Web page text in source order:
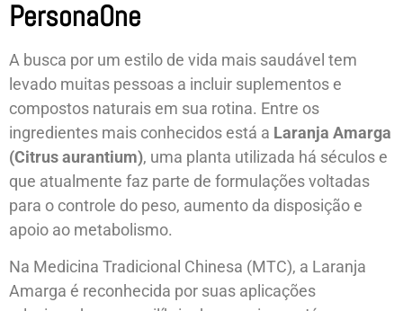
PersonaOne
A busca por um estilo de vida mais saudável tem
levado muitas pessoas a incluir suplementos e
compostos naturais em sua rotina. Entre os
ingredientes mais conhecidos está a Laranja Amarga
(Citrus aurantium), uma planta utilizada há séculos e
que atualmente faz parte de formulações voltadas
para o controle do peso, aumento da disposição e
apoio ao metabolismo.
Na Medicina Tradicional Chinesa (MTC), a Laranja
Amarga é reconhecida por suas aplicações